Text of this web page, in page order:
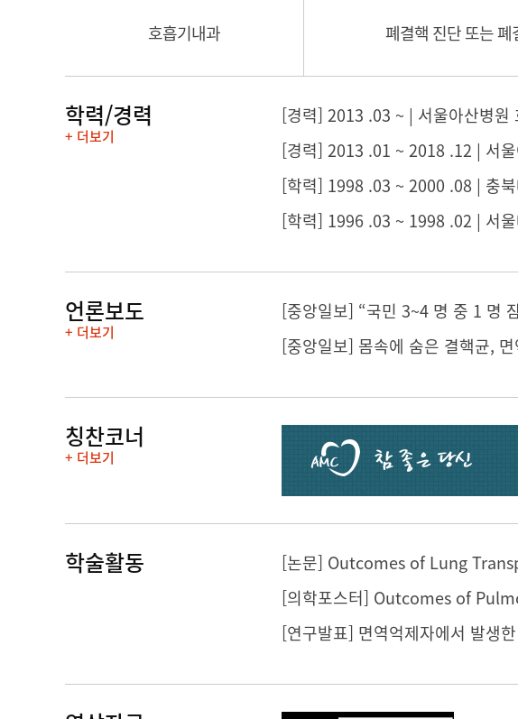
호흡기내과 폐결핵 진단 또는
학력/경력
+ 더보기
[경력] 2013 .03 ~ | 서울아산병원
[경력] 2013 .01 ~ 2018 .12 | 서
[학력] 1998 .03 ~ 2000 .08 | 충
[학력] 1996 .03 ~ 1998 .02 | 서
언론보도
+ 더보기
[중앙일보] “국민 3~4 명 중 1 명
[중앙일보] 몸속에 숨은 결핵균,
칭찬코너
+ 더보기
학술활동
[연구발표] 면역억제자에서 발생